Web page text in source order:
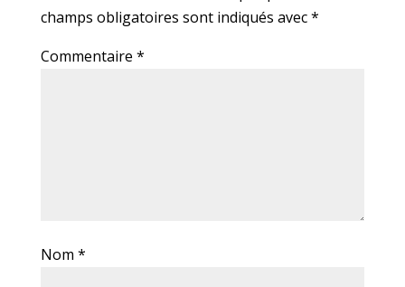
champs obligatoires sont indiqués avec*
Commentaire *
Nom *